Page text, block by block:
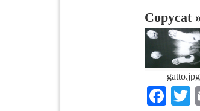
Copycat
gatto.jpg